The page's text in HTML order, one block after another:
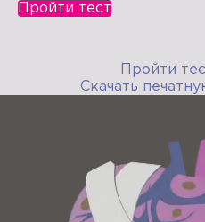
Пройти тест
Пройти
Скачать